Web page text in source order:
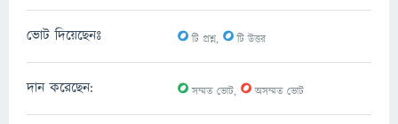
ভোট দিয়েছেনঃ 0টি প্রশ্ন, 0টি উত্তর
দান করেছেন: 0সম্মত ভোট, 0অসম্মত ভোট